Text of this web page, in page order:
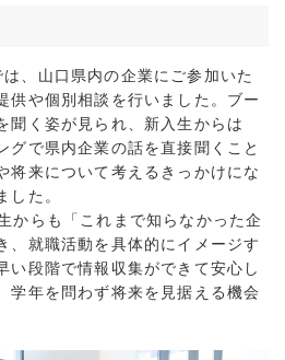
は、山口県内の企業にご参加いた
供や個別相談を行いました。ブー
聞く姿が見られ、新入生からは
グで県内企業の話を直接聞くこと
将来について考えるきっかけにな
した。
からも「これまで知らなかった企
、就職活動を具体的にイメージす
い段階で情報収集ができて安心し
学年を問わず将来を見据える機会